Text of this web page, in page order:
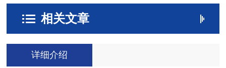
相关文章
详细介绍